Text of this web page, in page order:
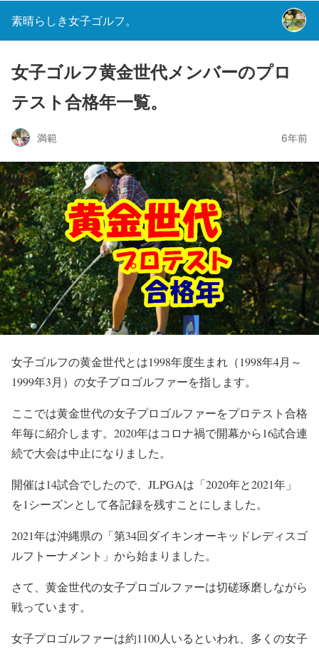
素晴らしき女子ゴルフ。
女子ゴルフ黄金世代メンバーのプロ
テスト合格年一覧。
満範 6年前
女子ゴルフの黄金世代とは1998年度生まれ（1998年4月～
1999年3月）の女子プロゴルファーを指します。
ここでは黄金世代の女子プロゴルファーをプロテスト合格
年毎に紹介します。2020年はコロナ禍で開幕から16試合連
続で大会は中止になりました。
開催は14試合でしたので、JLPGAは「2020年と2021年」
を1シーズンとして各記録を残すことにしました。
2021年は沖縄県の「第34回ダイキンオーキッドレディスゴ
ルフトーナメント」から始まりました。
さて、黄金世代の女子プロゴルファーは切磋琢磨しながら
戦っています。
女子プロゴルファーは約1100人いるといわれ、多くの女子